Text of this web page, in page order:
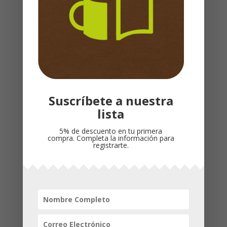
Este es un libro tanto para los hombres,
como para las mujeres, porque cuando un
mujer también debería leer este libro!
Productos relacionados
Suscríbete a nuestra
lista
5% de descuento en tu primera
compra. Completa la información para
registrarte.